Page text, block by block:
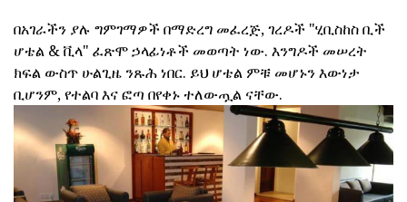
በአገራችን ያሉ ግምገማዎች በማድረግ መፈረጅ, ገረዶች "ሂቢስከስ ቢች
ሆቴል & ቪላ" ፈጽሞ ኃላፊነቶች መወጣት ነው. እንግዶች መሠረት
ክፍል ውስጥ ሁልጊዜ ንጹሕ ነበር. ይህ ሆቴል ምቹ መሆኑን እውነታ
ቢሆንም, የተልባ እና ፎጣ በየቀኑ ተለውጧል ናቸው.